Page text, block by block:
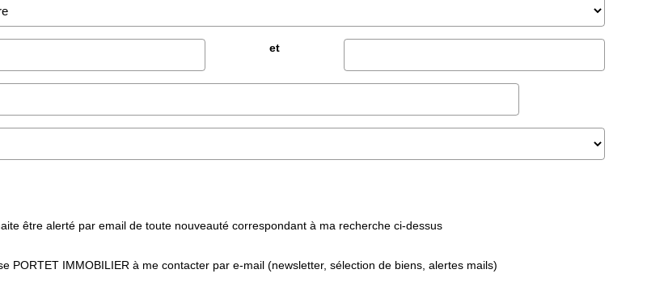
et
être alerté par email de toute nouveauté correspondant à ma recherche ci-dessus
PORTET IMMOBILIER à me contacter par e-mail (newsletter, sélection de biens, alertes mails)